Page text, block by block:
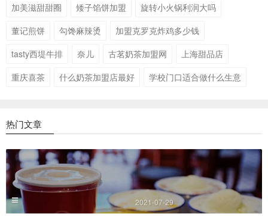
加美滋甜甜圈
矮子馅饼加盟
旋转小火锅利润大吗
董记煎饼
勾馋麻辣烫
加盟克罗克炸鸡多少钱
tasty西堤牛排
奈儿 古茗奶茶加盟网
上海甜品店
重庆喜茶
什么奶茶加盟店最好 学校门口适合做什么生意
热门文章
2021-07-29